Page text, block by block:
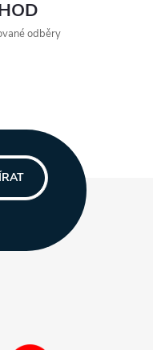
odběry